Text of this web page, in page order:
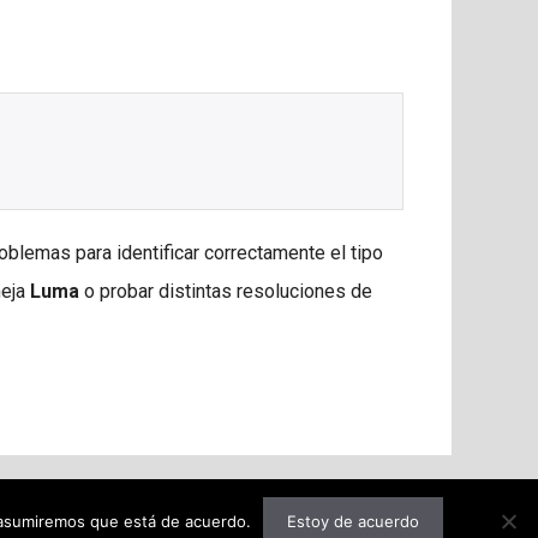
para identificar correctamente el tipo
Luma o probar distintas resoluciones de
que está de acuerdo. Estoy de acuerdo